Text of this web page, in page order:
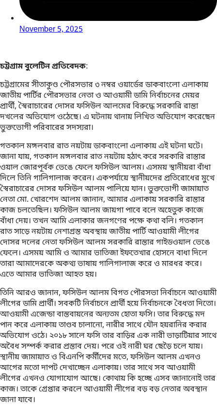
November 5, 2025
চট্টগ্রাম বুলেটিন প্রতিবেদক:
চট্টগ্রামের সীতাকুণ্ড পৌরসভার ৩ নম্বর ওয়ার্ডের ডাকবাংলো এলাকায়
জাতীয় পার্টির পৌরসভার নেতা ও আওয়ামী ডামি নির্বাচনের মেয়র
প্রার্থী, স্বৈরাচারের দোসর ফসিউল আলমের বিরুদ্ধে সরকারি রাস্তা
দখলের অভিযোগ ওঠেছে। এ ঘটনায় থানায় লিখিত অভিযোগ করেছেন
ভুক্তভোগী পরিবারের সদস্যরা।
গতকাল মঙ্গলবার রাত নয়টায় ডাকবাংলো এলাকায় এই ঘটনা ঘটে।
জানা যায়, গতকাল মঙ্গলবার রাত নয়টায় হঠাৎ করে সরকারি রাস্তার
ওয়াল জোরপূর্বক ভেঙে ফেলে ফসিউল আলম। এসময় স্থানীয়রা বাঁধা
দিলে তিনি গালিগালাজ করেন। একপর্যায়ে স্থানীয়দের প্রতিরোধের মুখে
স্বৈরাচারের দোসর ফসিউল আলম পালিয়ে যান। ভুক্তভোগী জামায়াত
নেতা মো. খোরশেদ আলম জানান, আমার এলাকায় সরকারি রাস্তার
কাজ চলতেছিল। ফসিউল আলম জায়গা পাবে বলে অহেতুক কাজে
বাঁধা দেয়। তখন আমি এলাকার জনগণের পক্ষে কথা বলি। গতকাল
রাত সাড়ে নয়টায় নেশাগ্রস্ত অবস্থায় জাতীয় পার্টি আওয়ামী লীগের
দোসর দলের নেতা ফসিউল আলম সরকারি রাস্তার গাইডওয়াল ভেঙে
ফেলে। এসময় আমি ও আমার ভাতিজা ইফতেখার হোসনে বাধা দিলে
তারা আমাদেরকে অকথ্য ভাষায় গালিগালাজ করে ও মারধর করে।
এতে আমার ভাতিজা আহত হয়।
তিনি আরও জানান, ফসিউল আলম বিগত পৌরসভা নির্বাচনে আওয়ামী
লীগের ডামি প্রার্থী। সবকটি নির্বাচনে প্রার্থী হয়ে নির্বাচনকে বৈধতা দিতো।
আওয়ামী এজেন্ডা বাস্তবায়নের অন্যতম হোতা ফসি। তার বিরুদ্ধে মদ
পান করে এলাকায় তাণ্ডব চালানো, নারীর সাথে যৌন হয়রানির করার
অভিযোগ ওঠে। ২০১৮ সালে ফসি তার বাড়ির এক নারী ভাড়াটিয়ার সাথে
অবৈধ সম্পর্ক করার প্রস্তাব দেয়। পরে ওই নারী ঘর ছেড়ৈ চলে যায়।
স্থানীয় জামায়াত ও বিএনপি কর্মীদের মতে, ফসিউল আলম এখনও
আগের মতো দাপট দেখাচ্ছেন এলাকায়। তার সাথে সব আওয়ামী
লীগের এখনও যোগাযোগ আছে। কোথায় কি হচ্ছে এসব জানানোই তার
কাজ। তাকে গ্রেপ্তার করলে আওয়ামী লীগের বড় বড় নেতার অবস্থান
জানা যাবে।